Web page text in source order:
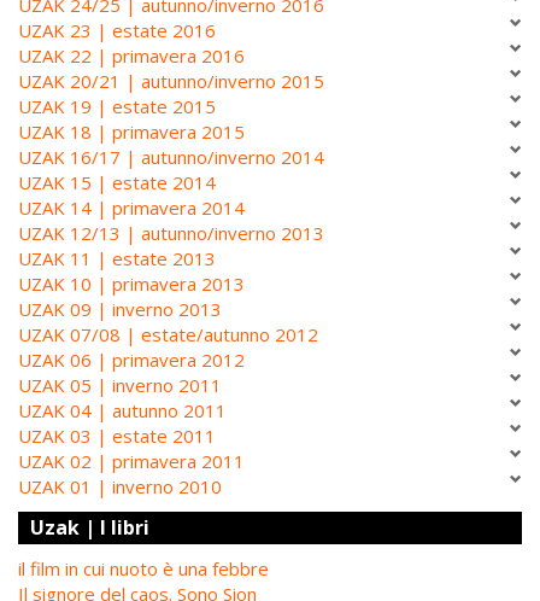
UZAK 23 | estate 2016
UZAK 22 | primavera 2016
UZAK 20/21 | autunno/inverno 2015
UZAK 19 | estate 2015
UZAK 18 | primavera 2015
UZAK 16/17 | autunno/inverno 2014
UZAK 15 | estate 2014
UZAK 14 | primavera 2014
UZAK 12/13 | autunno/inverno 2013
UZAK 11 | estate 2013
UZAK 10 | primavera 2013
UZAK 09 | inverno 2013
UZAK 07/08 | estate/autunno 2012
UZAK 06 | primavera 2012
UZAK 05 | inverno 2011
UZAK 04 | autunno 2011
UZAK 03 | estate 2011
UZAK 02 | primavera 2011
UZAK 01 | inverno 2010
Uzak | I libri
il film in cui nuoto è una febbre
Il signore del caos. Sono Sion